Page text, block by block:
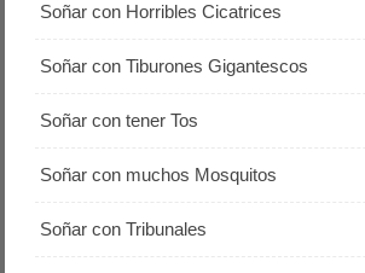
Soñar con Horribles Cicatrices
Soñar con Tiburones Gigantescos
Soñar con tener Tos
Soñar con muchos Mosquitos
Soñar con Tribunales